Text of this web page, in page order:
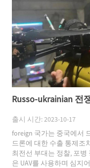
출시 시간: 2023-10-17
foreign 국가는 중국에서
드론에 대한 수출 통제조
최전선 부대는 정찰, 포병
은 UAV를 사용하며 심지